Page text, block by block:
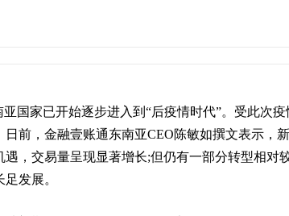
亚国家已开始逐步进入到“后疫情时代”。受此次
前，金融壹账通东南亚CEO陈敏如撰文表示，
，交易量呈现显著增长;但仍有一部分转型相对
发展。